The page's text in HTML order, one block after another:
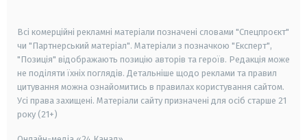
Всі комерційні рекламні матеріали позначені словами "Спецпроєкт"
чи "Партнерський матеріал". Матеріали з позначкою "Експерт",
"Позиція" відображають позицію авторів та героїв. Редакція може
не поділяти їхніх поглядів. Детальніше щодо реклами та правил
цитування можна ознайомитись в правилах користування сайтом.
Усі права захищені. Матеріали сайту призначені для осіб старше 21
року (21+)